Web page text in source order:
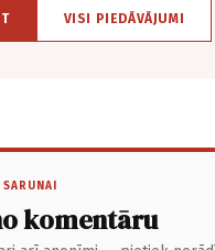
VISI PIEDĀVĀJUMI
komentāru